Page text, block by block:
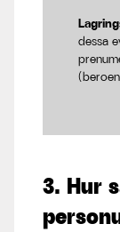
dessa
3. Hur